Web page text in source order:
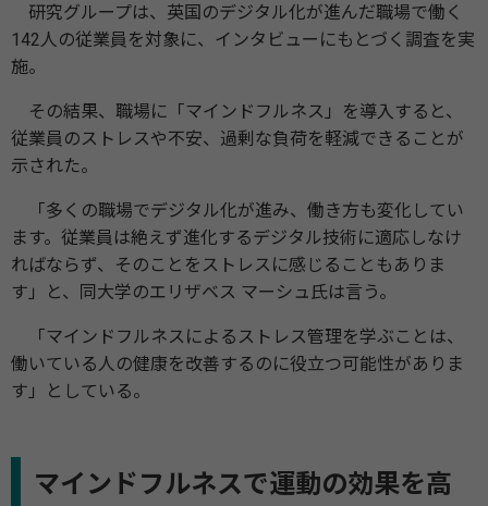
研究グループは、英国のデジタル化が進んだ職場で働く
142人の従業員を対象に、インタビューにもとづく調査を実
施。
その結果、職場に「マインドフルネス」を導入すると、
従業員のストレスや不安、過剰な負荷を軽減できることが
示された。
「多くの職場でデジタル化が進み、働き方も変化してい
ます。従業員は絶えず進化するデジタル技術に適応しなけ
ればならず、そのことをストレスに感じることもありま
す」と、同大学のエリザベス マーシュ氏は言う。
「マインドフルネスによるストレス管理を学ぶことは、
働いている人の健康を改善するのに役立つ可能性がありま
す」としている。
マインドフルネスで運動の効果を高